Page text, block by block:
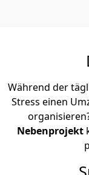
Während der
Stress einen
Nebenprojekt